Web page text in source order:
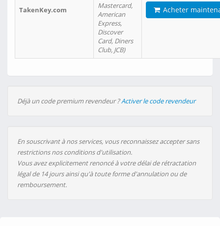
TakenKey.com
Mastercard,
American
Express,
Discover
Card, Diners
Club, JCB)
Acheter
Déjà un code premium revendeur ?Activer le code revendeur
En souscrivant à nos services, vous reconnaissez accepter sans
restrictions nos conditions d'utilisation.
Vous avez explicitement renoncé à votre délai de rétractation
légal de 14 jours ainsi qu'à toute forme d'annulation ou de
remboursement.